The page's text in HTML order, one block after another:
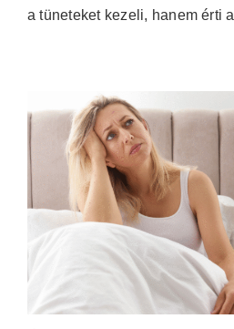
a tüneteket kezeli, hanem érti a